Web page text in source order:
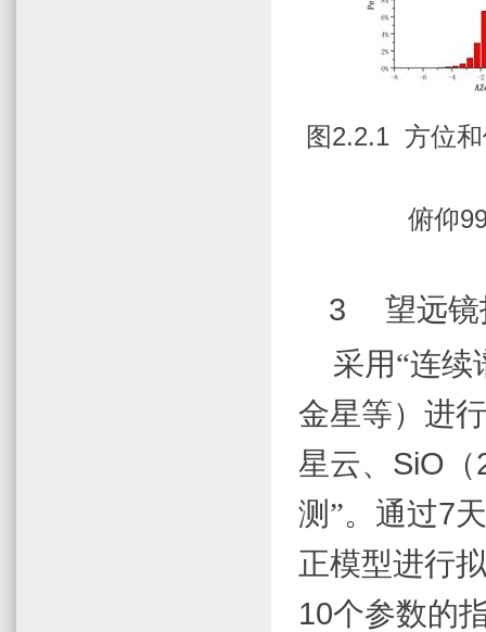
图2.2.1 方位
俯仰
3
望远
采用“连续
金星等）进
星云、 SiO （
测”。通过7
正模型进行
10个参数的